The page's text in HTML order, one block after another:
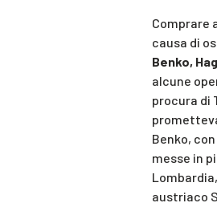
Comprare
causa di
Benko,
alcune
procura di
Benko,
messe in
austriaco